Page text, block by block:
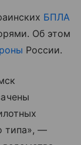
БПЛА
Об этом
России.
типа», —